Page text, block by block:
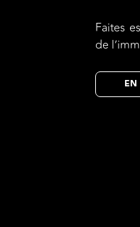
Faites
de
EN